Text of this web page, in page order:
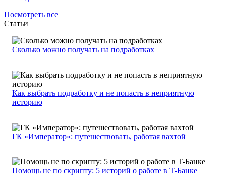
Посмотреть все
Статьи
Сколько можно получать на подработках
Как выбрать подработку и не попасть в неприятную
историю
ГК «Император»: путешествовать, работая вахтой
Помощь не по скрипту: 5 историй о работе в Т-Банке